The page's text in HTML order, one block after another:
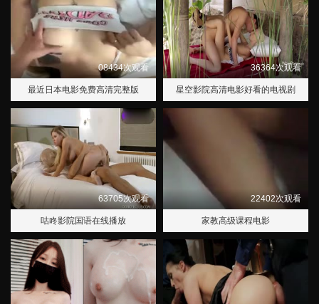
08434次观看
最近日本电影免费高清完整版
36364次观看
星空影院高清电影好看的电视剧
63705次观看
咕咚影院国语在线播放
22402次观看
家教高级课程电影